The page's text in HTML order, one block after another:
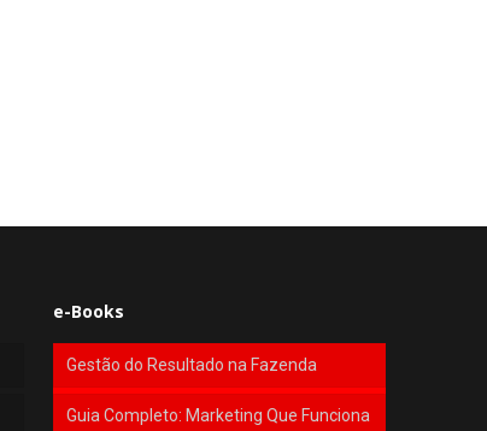
e-Books
Gestão do Resultado na Fazenda
Guia Completo: Marketing Que Funciona